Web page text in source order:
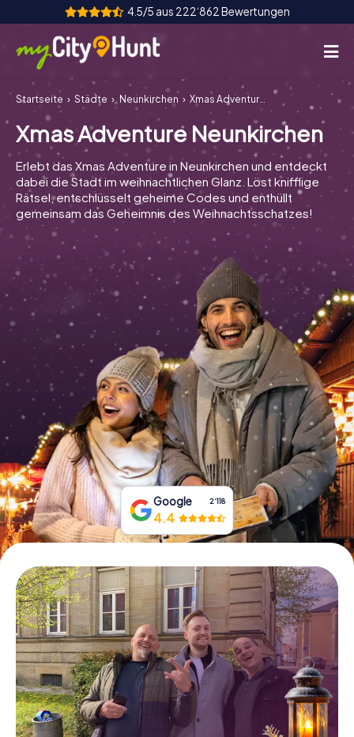
4.5/5 aus 222‘862 Bewertungen
So funktioniert's
Städte
Touren
Teamevent
Tickets
INT AT CH
ES
UK
IT
NL
Tickets buchen
Gutscheine bestellen
Startseite Städte Neunkirchen Xmas Adventure Neunkirchen
Xmas Adventure Neunkirchen
Erlebt das Xmas Adventure in Neunkirchen und entdeckt
dabei die Stadt im weihnachtlichen Glanz. Löst knifflige
Rätsel, entschlüsselt geheime Codes und enthüllt
gemeinsam das Geheimnis des Weihnachtsschatzes!
Google 2‘118
4.4